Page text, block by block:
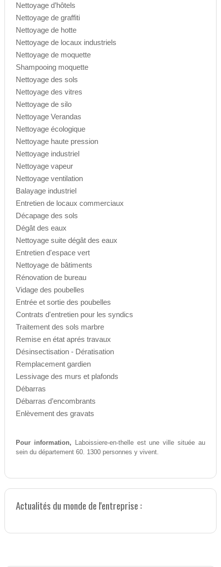
Nettoyage d’hôtels
Nettoyage de graffiti
Nettoyage de hotte
Nettoyage de locaux industriels
Nettoyage de moquette
Shampooing moquette
Nettoyage des sols
Nettoyage des vitres
Nettoyage de silo
Nettoyage Verandas
Nettoyage écologique
Nettoyage haute pression
Nettoyage industriel
Nettoyage vapeur
Nettoyage ventilation
Balayage industriel
Entretien de locaux commerciaux
Décapage des sols
Dégât des eaux
Nettoyage suite dégât des eaux
Entretien d'espace vert
Nettoyage de bâtiments
Rénovation de bureau
Vidage des poubelles
Entrée et sortie des poubelles
Contrats d'entretien pour les syndics
Traitement des sols marbre
Remise en état aprés travaux
Désinsectisation - Dératisation
Remplacement gardien
Lessivage des murs et plafonds
Débarras
Débarras d’encombrants
Enlèvement des gravats
Pour information, Laboissiere-en-thelle est une ville située au
sein du département 60. 1300 personnes y vivent.
Actualités du monde de l'entreprise :